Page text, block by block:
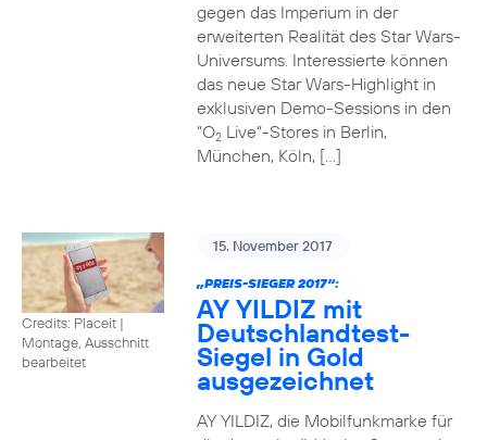
gegen das Imperium in der
erweiterten Realität des Star Wars-
Universums. Interessierte können
das neue Star Wars-Highlight in
exklusiven Demo-Sessions in den
“O2Live“-Stores in Berlin,
München, Köln, […]
Credits: Placeit |
Montage, Ausschnitt
bearbeitet
15. November 2017
„PREIS-SIEGER 2017“:
AY YILDIZ mit
Deutschlandtest-
Siegel in Gold
ausgezeichnet
AY YILDIZ, die Mobilfunkmarke für